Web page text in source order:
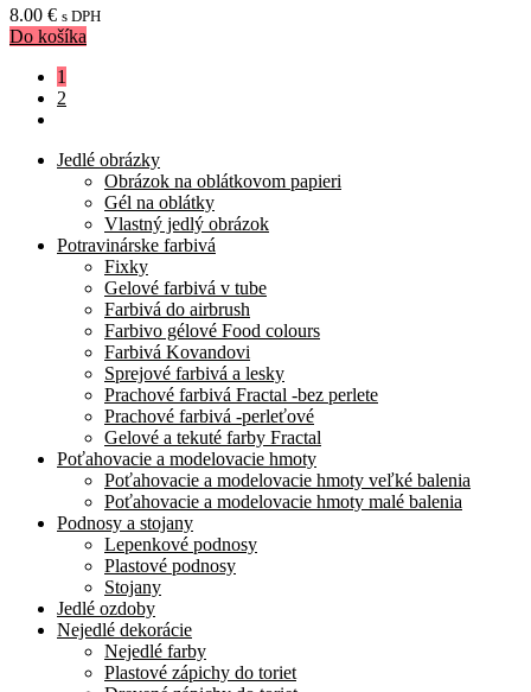
8.00 € s DPH
Do košíka
1
2
Jedlé obrázky
Obrázok na oblátkovom papieri
Gél na oblátky
Vlastný jedlý obrázok
Potravinárske farbivá
Fixky
Gelové farbivá v tube
Farbivá do airbrush
Farbivo gélové Food colours
Farbivá Kovandovi
Sprejové farbivá a lesky
Prachové farbivá Fractal -bez perlete
Prachové farbivá -perleťové
Gelové a tekuté farby Fractal
Poťahovacie a modelovacie hmoty
Poťahovacie a modelovacie hmoty veľké balenia
Poťahovacie a modelovacie hmoty malé balenia
Podnosy a stojany
Lepenkové podnosy
Plastové podnosy
Stojany
Jedlé ozdoby
Nejedlé dekorácie
Nejedlé farby
Plastové zápichy do toriet